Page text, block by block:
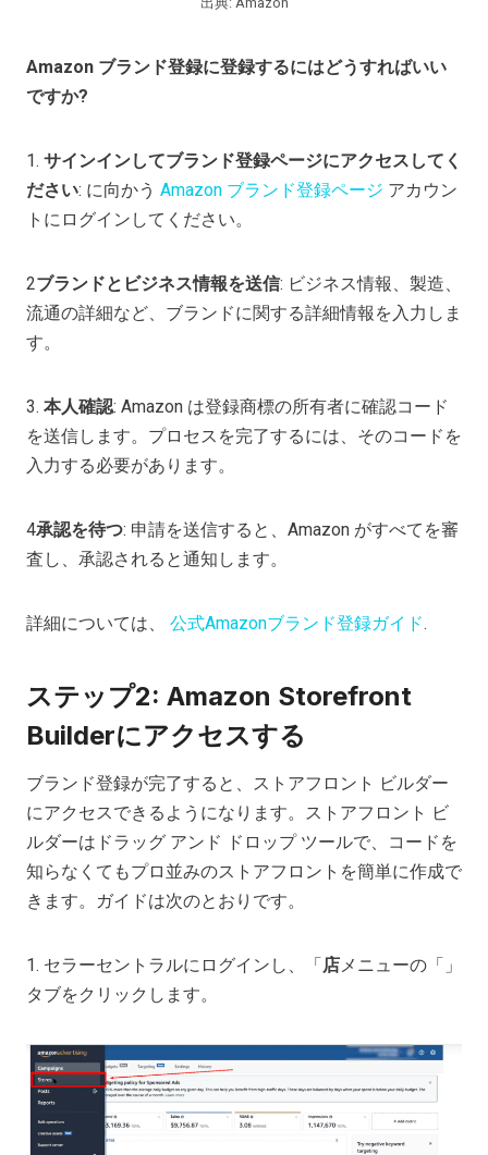
Amazon ブランド登録に登録するにはどうすればいい
ですか?
1. サインインしてブランド登録ページにアクセスしてく
ださい: に向かう Amazon ブランド登録ページ アカウン
トにログインしてください。
2ブランドとビジネス情報を送信: ビジネス情報、製造、
流通の詳細など、ブランドに関する詳細情報を入力しま
す。
3. 本人確認: Amazon は登録商標の所有者に確認コード
を送信します。プロセスを完了するには、そのコードを
入力する必要があります。
4承認を待つ: 申請を送信すると、Amazon がすべてを審
査し、承認されると通知します。
詳細については、 公式Amazonブランド登録ガイド.
ステップ2: Amazon Storefront
Builderにアクセスする
ブランド登録が完了すると、ストアフロント ビルダー
にアクセスできるようになります。ストアフロント ビ
ルダーはドラッグ アンド ドロップ ツールで、コードを
知らなくてもプロ並みのストアフロントを簡単に作成で
きます。ガイドは次のとおりです。
1. セラーセントラルにログインし、「店メニューの「」
タブをクリックします。